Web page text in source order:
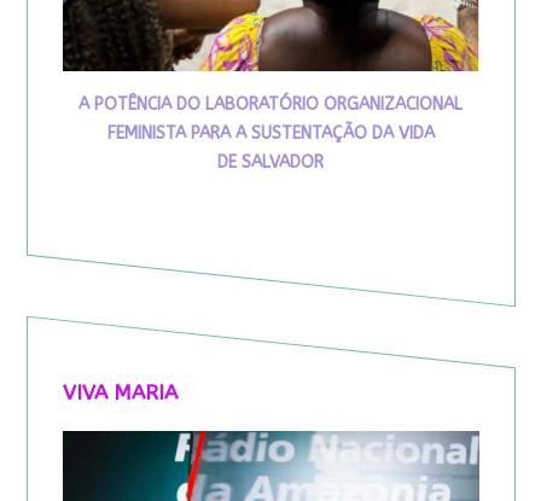
A POTÊNCIA DO LABORATÓRIO ORGANIZACIONAL
FEMINISTA PARA A SUSTENTAÇÃO DA VIDA
DE SALVADOR
VIVA MARIA